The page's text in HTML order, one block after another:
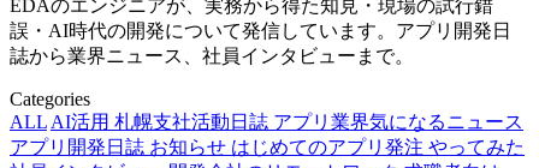
EDAのエンジニアが、実務から得た知見・現場の試行錯
誤・AI時代の開発について発信しています。アプリ開発日
誌から業界ニュース、社員インタビューまで。
Categories
ALL AI活用 札幌支社活動日誌 アプリ業界気になるニュース
アプリ開発日誌 お知らせ はじめてのアプリ発注 やってみた